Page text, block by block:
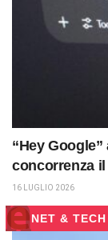
“Hey
concorrenza
16 LUGLIO 2026
NET & TECH